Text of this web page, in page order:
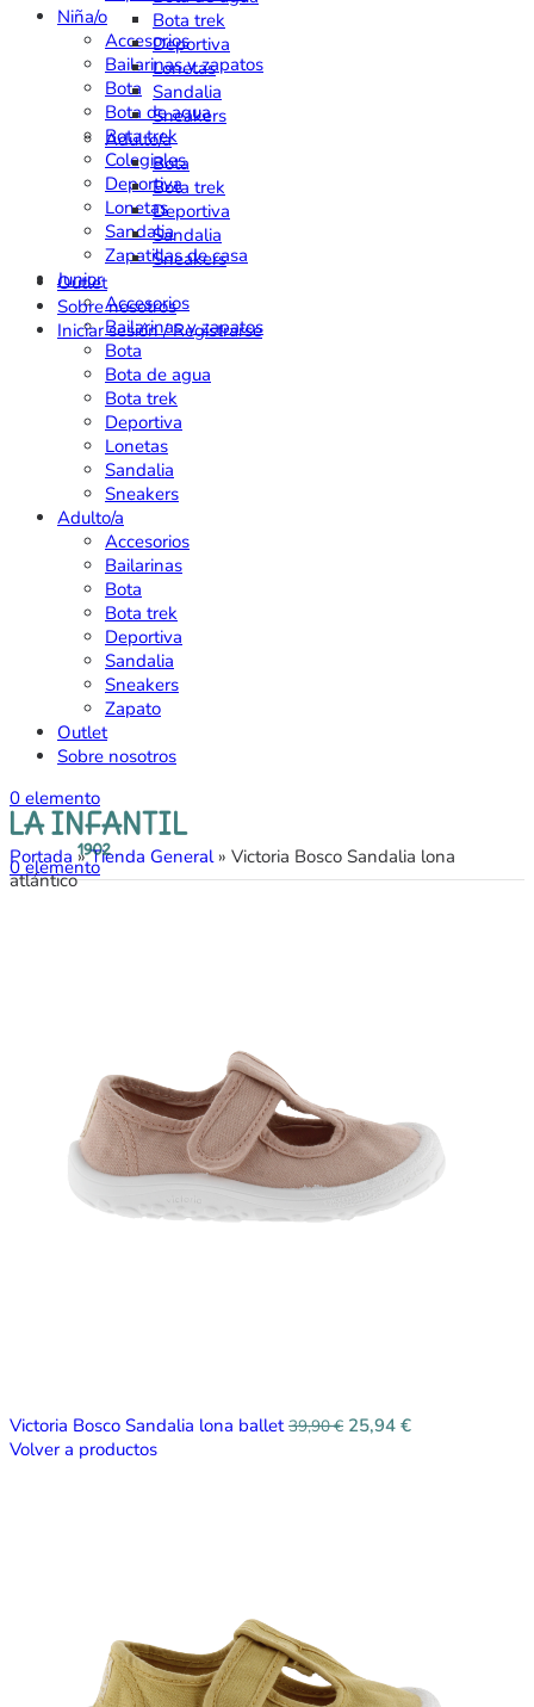
Niña/o
Accesorios
Bailarinas y zapatos
Bota
Bota de agua
Bota trek
Colegiales
Deportiva
Lonetas
Sandalia
Zapatillas de casa
Junior
Accesorios
Bailarinas y zapatos
Bota
Bota de agua
Bota trek
Deportiva
Lonetas
Sandalia
Sneakers
Adulto/a
Accesorios
Bailarinas
Bota
Bota trek
Deportiva
Sandalia
Sneakers
Zapato
Outlet
Sobre nosotros
0 elemento
0elemento
Portada »Tienda General» Victoria Bosco Sandalia lona
atlántico
Victoria Bosco Sandalia lona ballet39,90€ 25,94 €
Volver a productos
Bota trek
Deportiva
Lonetas
Sandalia
Sneakers
Adulto/a
Bota
Bota trek
Deportiva
Sandalia
Sneakers
Outlet
Sobre nosotros
Iniciar sesión / Registrarse